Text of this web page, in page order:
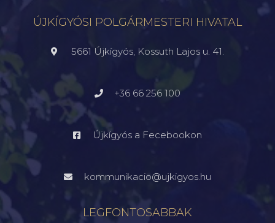
ÚJKÍGYÓSI POLGÁRMESTERI HIVATAL
5661 Újkígyós, Kossuth Lajos u. 41.
+36 66 256 100
Újkígyós a Fecebookon
kommunikacio@ujkigyos.hu
LEGFONTOSABBAK